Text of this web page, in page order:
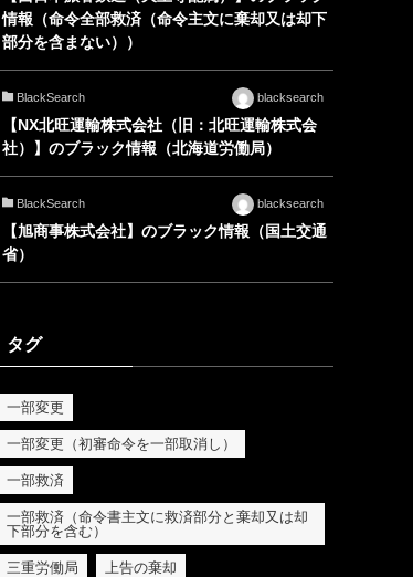
情報（命令全部救済（命令主文に棄却又は却下
部分を含まない））
BlackSearch blacksearch
【NX北旺運輸株式会社（旧：北旺運輸株式会
社）】のブラック情報（北海道労働局）
BlackSearch blacksearch
【旭商事株式会社】のブラック情報（国土交通
省）
タグ
一部変更
一部変更（初審命令を一部取消し）
一部救済
一部救済（命令書主文に救済部分と棄却又は却
下部分を含む）
三重労働局 上告の棄却